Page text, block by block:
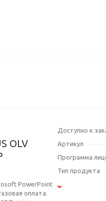
OLV
PowerPoint
оплата.
Доступно к
Артикул
Программа
Тип продукта